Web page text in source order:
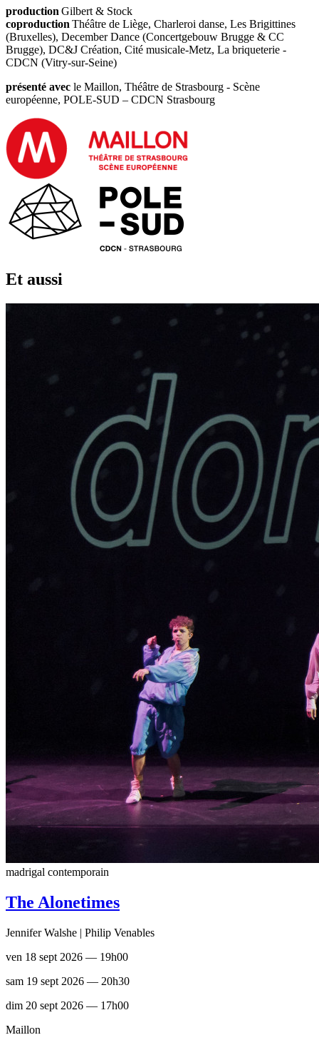
production Gilbert & Stock
coproduction Théâtre de Liège, Charleroi danse, Les Brigittines
(Bruxelles), December Dance (Concertgebouw Brugge & CC
Brugge), DC&J Création, Cité musicale-Metz, La briqueterie -
CDCN (Vitry-sur-Seine)
présenté avec le Maillon, Théâtre de Strasbourg - Scène
européenne, POLE-SUD – CDCN Strasbourg
Et aussi
madrigal contemporain
The Alonetimes
Jennifer Walshe | Philip Venables
ven 18 sept 2026 — 19h00
sam 19 sept 2026 — 20h30
dim 20 sept 2026 — 17h00
Maillon